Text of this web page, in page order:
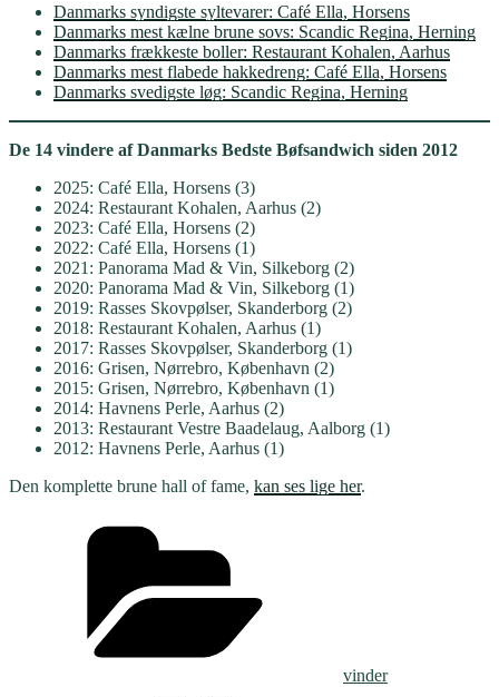
Danmarks syndigste syltevarer: Café Ella, Horsens
Danmarks mest kælne brune sovs: Scandic Regina, Herning
Danmarks frækkeste boller: Restaurant Kohalen, Aarhus
Danmarks mest flabede hakkedreng: Café Ella, Horsens
Danmarks svedigste løg: Scandic Regina, Herning
De 14 vindere af Danmarks Bedste Bøfsandwich siden 2012
2025: Café Ella, Horsens (3)
2024: Restaurant Kohalen, Aarhus (2)
2023: Café Ella, Horsens (2)
2022: Café Ella, Horsens (1)
2021: Panorama Mad & Vin, Silkeborg (2)
2020: Panorama Mad & Vin, Silkeborg (1)
2019: Rasses Skovpølser, Skanderborg (2)
2018: Restaurant Kohalen, Aarhus (1)
2017: Rasses Skovpølser, Skanderborg (1)
2016: Grisen, Nørrebro, København (2)
2015: Grisen, Nørrebro, København (1)
2014: Havnens Perle, Aarhus (2)
2013: Restaurant Vestre Baadelaug, Aalborg (1)
2012: Havnens Perle, Aarhus (1)
Den komplette brune hall of fame, kan ses lige her.
vinder